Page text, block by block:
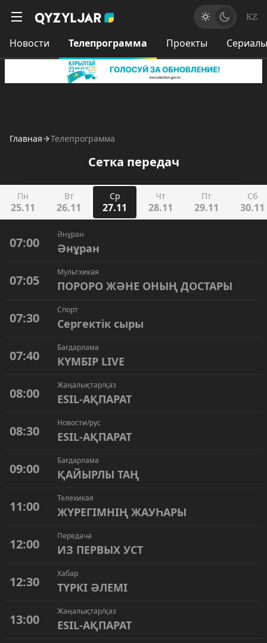
KZ
Новости Телепрограмма Проекты Сериалы
Главная Телепрограмма
Сетка передач
Пн
25.11
Вт
26.11
Ср
27.11
Чт
28.11
Пт
29.11
Сб
30.11
07:00
Әнұран
Әнұран
07:05
Мультхикая
ПОРОРО ЖӘНЕ ОНЫҢ ДОСТАРЫ
07:30
Спорт
Сергектік сыры
07:40
Бағдарлама
КҮМБІР LIVE
08:00
Жаңалықтар/қаз
ESIL-АҚПАРАТ
08:30
Новости/рус
ESIL-АҚПАРАТ
09:00
Бағдарлама
ҚАЙЫРЛЫ ТАҢ
11:00
Телехикая
ЖҮРЕГІМНІҢ ЖАУҺАРЫ
12:00
Передача
ИЗ ПЕРВЫХ УСТ
12:30
Хабар
ТҮРКІ ӘЛЕМІ
13:00
Жаңалықтар/қаз
ESIL-АҚПАРАТ